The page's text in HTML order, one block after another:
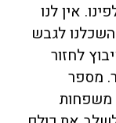
אין לנו
לגבש
לחזור
מספר
משפחות